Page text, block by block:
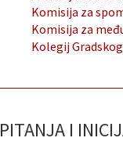
Komisija za
Komisija za
Kolegij
PITANJA I